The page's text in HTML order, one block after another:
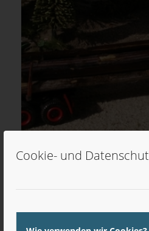
Cookie- und
Langholz Ladegut